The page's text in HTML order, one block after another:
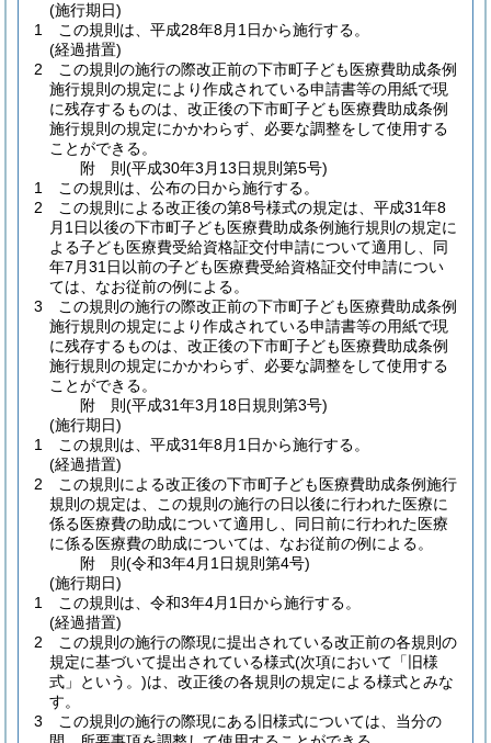
(施行期日)
1
この規則は、平成28年8月1日から施行する。
(経過措置)
2
この規則の施行の際改正前の下市町子ども医療費助成条例
施行規則の規定により作成されている申請書等の用紙で現
に残存するものは、改正後の下市町子ども医療費助成条例
施行規則の規定にかかわらず、必要な調整をして使用する
ことができる。
附 則(平成30年3月13日規則第5号)
1
この規則は、公布の日から施行する。
2
この規則による改正後の第8号様式の規定は、平成31年8
月1日以後の下市町子ども医療費助成条例施行規則の規定に
よる子ども医療費受給資格証交付申請について適用し、同
年7月31日以前の子ども医療費受給資格証交付申請につい
ては、なお従前の例による。
3
この規則の施行の際改正前の下市町子ども医療費助成条例
施行規則の規定により作成されている申請書等の用紙で現
に残存するものは、改正後の下市町子ども医療費助成条例
施行規則の規定にかかわらず、必要な調整をして使用する
ことができる。
附 則(平成31年3月18日規則第3号)
(施行期日)
1
この規則は、平成31年8月1日から施行する。
(経過措置)
2
この規則による改正後の下市町子ども医療費助成条例施行
規則の規定は、この規則の施行の日以後に行われた医療に
係る医療費の助成について適用し、同日前に行われた医療
に係る医療費の助成については、なお従前の例による。
附 則(令和3年4月1日規則第4号)
(施行期日)
1
この規則は、令和3年4月1日から施行する。
(経過措置)
2
この規則の施行の際現に提出されている改正前の各規則の
規定に基づいて提出されている様式(次項において「旧様
式」という。)は、改正後の各規則の規定による様式とみな
す。
3
この規則の施行の際現にある旧様式については、当分の